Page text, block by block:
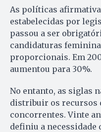
As políticas
estabelecidas por
passou a ser
candidaturas
proporcionais. Em
aumentou para 30%.
No entanto, as siglas
distribuir os recursos
concorrentes. Vinte
definiu a necessidade